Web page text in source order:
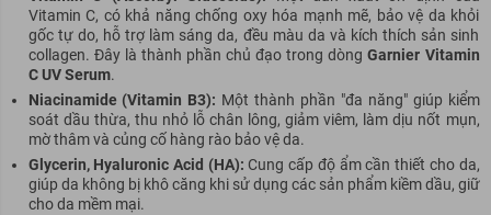
Vitamin C, có khả năng chống oxy hóa mạnh mẽ, bảo vệ da khỏi
gốc tự do, hỗ trợ làm sáng da, đều màu da và kích thích sản sinh
collagen. Đây là thành phần chủ đạo trong dòngGarnier Vitamin
C UV Serum.
Niacinamide (Vitamin B3): Một thành phần "đa năng" giúp kiểm
soát dầu thừa, thu nhỏ lỗ chân lông, giảm viêm, làm dịu nốt mụn,
mờ thâm và củng cố hàng rào bảo vệ da.
Glycerin, Hyaluronic Acid (HA): Cung cấp độ ẩm cần thiết cho da,
giúp da không bị khô căng khi sử dụng các sản phẩm kiềm dầu, giữ
cho da mềm mại.